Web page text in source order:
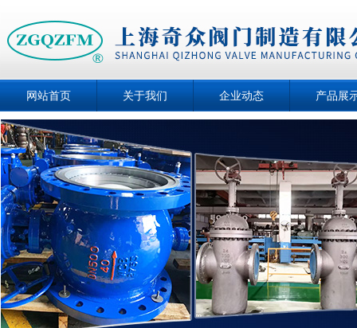
网站首页 关于我们 企业动态 产品展